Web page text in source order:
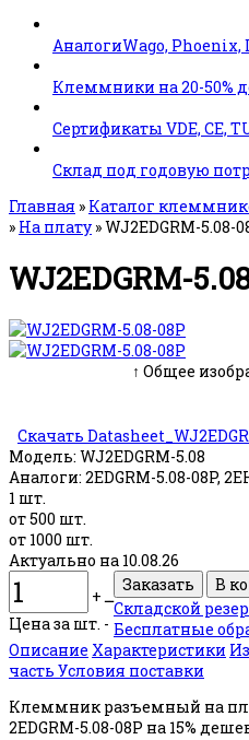
АналогиWago, Phoenix,
Клеммники на 20-50%
Сертификаты VDE, CE,
Склад под годовую
Главная » Каталог
» На плату »WJ2EDGRM-5.08-
WJ2EDGRM-
↑ Общее
Скачать
Модель: WJ2EDGRM-5.08
Аналоги: 2EDGRM-5.08-08P,
1 шт.
от 500 шт.
от 1000 шт.
Актуально на 10.08.26
+ ــ
Цена за шт. -
Складской
Бесплатные
Описание Характеристики
часть Условия поставки
Клеммник разъемный на
2EDGRM-5.08-08P на 15%